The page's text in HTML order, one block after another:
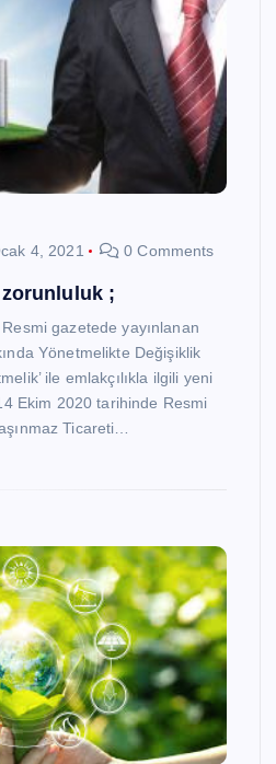
4, 2021 0 Comments
zorunluluk ;
gazetede yayınlanan
Yönetmelikte Değişiklik
ile emlakçılıkla ilgili yeni
Ekim 2020 tarihinde Resmi
Ticareti…